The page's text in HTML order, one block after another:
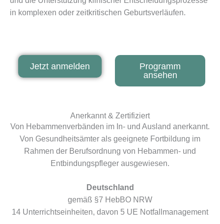
in komplexen oder zeitkritischen Geburtsverläufen.
Jetzt anmelden
Programm
ansehen
Anerkannt & Zertifiziert
Von Hebammenverbänden im In- und Ausland anerkannt.
Von Gesundheitsämter als geeignete Fortbildung im
Rahmen der Berufsordnung von Hebammen- und
Entbindungspfleger ausgewiesen.
Deutschland
gemäß §7 HebBO NRW
14 Unterrichtseinheiten, davon 5 UE Notfallmanagement